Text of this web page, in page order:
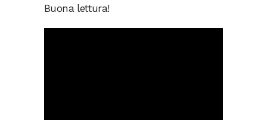
Buona lettura!